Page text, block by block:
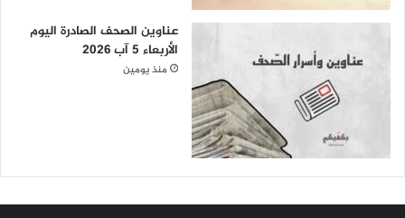
عناوين الصحف الصادرة اليوم
الأربعاء 5 آب 2026
منذ يومين